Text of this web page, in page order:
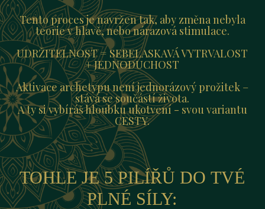
Tento proces je navržen tak, aby změna nebyla
teorie v hlavě, nebo nárazová stimulace.
UDRŽITELNOST = SEBELASKAVÁ VYTRVALOST
+ JEDNODUCHOST
Aktivace archetypu není jednorázový prožitek –
stává se součástí života.
A ty si vybíráš hloubku ukotvení - svou variantu
CESTY.
TOHLE JE 5 PILÍŘŮ DO TVÉ
PLNÉ SÍLY: